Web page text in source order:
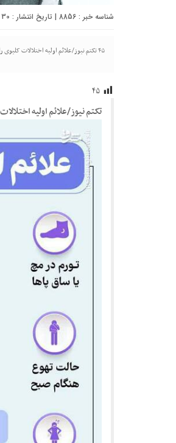
شناسه خبر : 8856 | تاریخ انتشار : 30 آبان 1403 - 2:36 | ارسال توسط :
۴۵ تکتم نیوز/علائم اولیه اختلالات کلیوی را در اینفوگرافی زیر مشاهده میکنید
۴۵
تکتم نیوز/علائم اولیه